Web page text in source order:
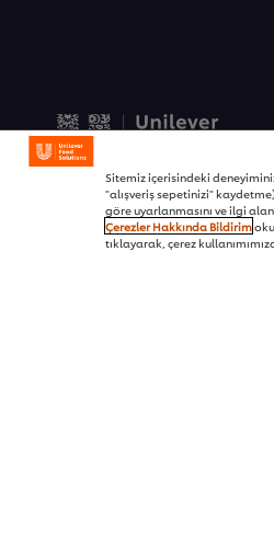
Sitemiz içerisindeki
"alışveriş sepetinizi"
göre uyarlanmasını ve ilgi
Çerezler Hakkında Bildirim
tıklayarak, çerez